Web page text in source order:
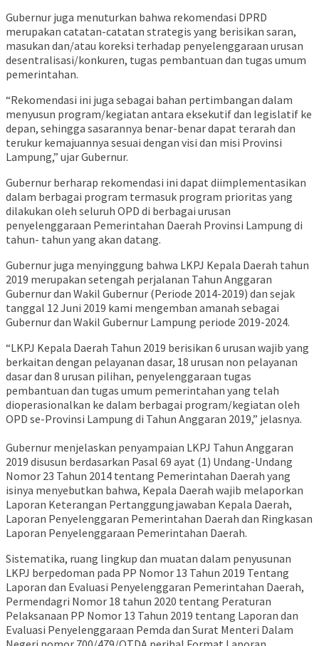
Gubernur juga menuturkan bahwa rekomendasi DPRD
merupakan catatan-catatan strategis yang berisikan saran,
masukan dan/atau koreksi terhadap penyelenggaraan urusan
desentralisasi/konkuren, tugas pembantuan dan tugas umum
pemerintahan.
“Rekomendasi ini juga sebagai bahan pertimbangan dalam
menyusun program/kegiatan antara eksekutif dan legislatif ke
depan, sehingga sasarannya benar-benar dapat terarah dan
terukur kemajuannya sesuai dengan visi dan misi Provinsi
Lampung,” ujar Gubernur.
Gubernur berharap rekomendasi ini dapat diimplementasikan
dalam berbagai program termasuk program prioritas yang
dilakukan oleh seluruh OPD di berbagai urusan
penyelenggaraan Pemerintahan Daerah Provinsi Lampung di
tahun- tahun yang akan datang.
Gubernur juga menyinggung bahwa LKPJ Kepala Daerah tahun
2019 merupakan setengah perjalanan Tahun Anggaran
Gubernur dan Wakil Gubernur (Periode 2014-2019) dan sejak
tanggal 12 Juni 2019 kami mengemban amanah sebagai
Gubernur dan Wakil Gubernur Lampung periode 2019-2024.
“LKPJ Kepala Daerah Tahun 2019 berisikan 6 urusan wajib yang
berkaitan dengan pelayanan dasar, 18 urusan non pelayanan
dasar dan 8 urusan pilihan, penyelenggaraan tugas
pembantuan dan tugas umum pemerintahan yang telah
dioperasionalkan ke dalam berbagai program/kegiatan oleh
OPD se-Provinsi Lampung di Tahun Anggaran 2019,” jelasnya.
Gubernur menjelaskan penyampaian LKPJ Tahun Anggaran
2019 disusun berdasarkan Pasal 69 ayat (1) Undang-Undang
Nomor 23 Tahun 2014 tentang Pemerintahan Daerah yang
isinya menyebutkan bahwa, Kepala Daerah wajib melaporkan
Laporan Keterangan Pertanggungjawaban Kepala Daerah,
Laporan Penyelenggaran Pemerintahan Daerah dan Ringkasan
Laporan Penyelenggaraan Pemerintahan Daerah.
Sistematika, ruang lingkup dan muatan dalam penyusunan
LKPJ berpedoman pada PP Nomor 13 Tahun 2019 Tentang
Laporan dan Evaluasi Penyelenggaran Pemerintahan Daerah,
Permendagri Nomor 18 tahun 2020 tentang Peraturan
Pelaksanaan PP Nomor 13 Tahun 2019 tentang Laporan dan
Evaluasi Penyelenggaraan Pemda dan Surat Menteri Dalam